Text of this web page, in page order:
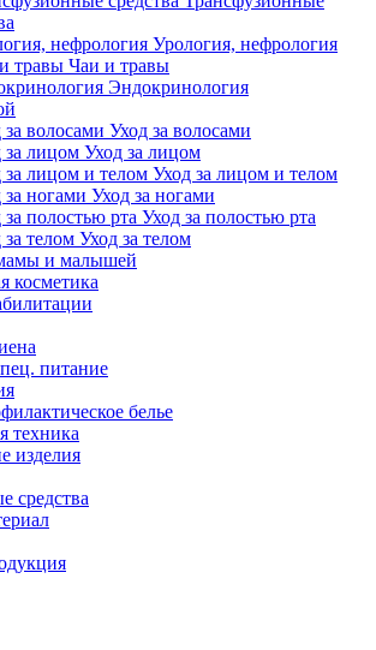
Урология, нефрология
Чаи и травы
Эндокринология
Уход за волосами
Уход за лицом
Уход за лицом и телом
Уход за ногами
Уход за полостью рта
Уход за телом
и малышей
косметика
питание
белье
техника
изделия
средства